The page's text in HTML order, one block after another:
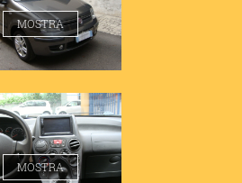
MOSTRA
1.2 EMOTION
MOSTRA